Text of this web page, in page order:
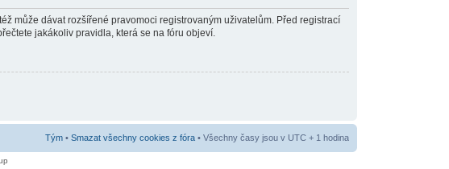
může dávat rozšířené pravomoci registrovaným uživatelům. Před registrací
jakákoliv pravidla, která se na fóru objeví.
Tým• Smazat všechny cookies z fóra• Všechny časy jsou v UTC + 1 hodina